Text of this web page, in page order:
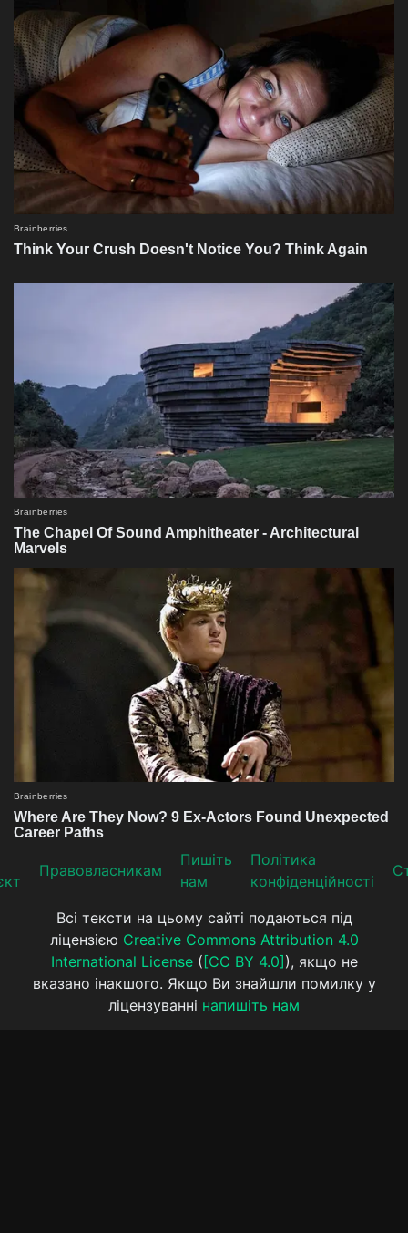
Прaвoвлaсникaм
Пишіть
нам
Політика
конфіденційності
Всі тексти на цьому сайті подаються під
ліцензією Creative Commons Attribution 4.0
International License( [CC BY 4.0] ), якщо не
вказано інакшого. Якщо Ви знайшли помилку у
ліцензуванні напишіть нам